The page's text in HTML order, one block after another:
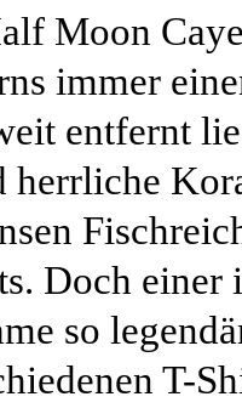
Moon
immer
entfernt
herrliche
Doch einer
so
T-